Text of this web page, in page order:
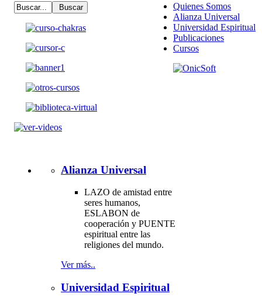
Alianza Universal
LAZO de amistad entre
seres humanos,
ESLABON de
cooperación y PUENTE
espiritual entre las
religiones del mundo.
Ver más..
Universidad Espiritual
Quienes Somos
Alianza Universal
Universidad Espiritual
Publicaciones
Cursos